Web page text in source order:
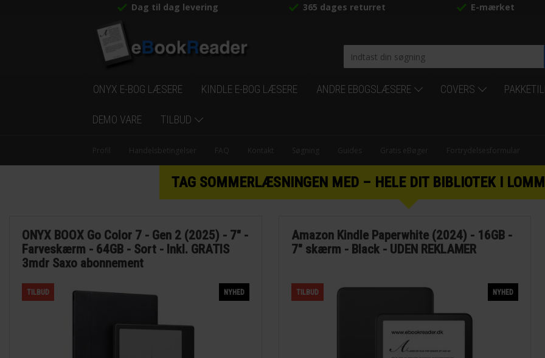
Dag til dag levering 365 dages returret E-mærket
ONYX E-BOG LÆSERE KINDLE E-BOG LÆSERE ANDRE EBOGSLÆSERE COVERS
DEMO VARE TILBUD
Profil Handelsbetingelser FAQ Kontakt Søgning Guides Gratis eBøger Fortrydelsesformular
TAG SOMMERLÆSNINGEN MED – HELE DIT BIBLIOTEK I
ONYX BOOX Go Color 7 - Gen 2 (2025) - 7" -
Farveskærm - 64GB - Sort - Inkl. GRATIS
3mdr Saxo abonnement
TILBUD NYHED
Amazon Kindle Paperwhite (2024) - 16GB -
7" skærm - Black - UDEN REKLAMER
TILBUD NYHED